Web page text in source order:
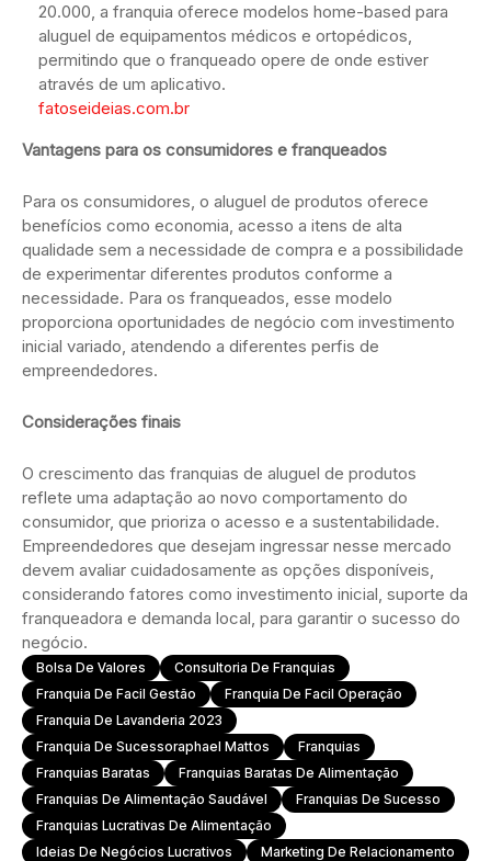
20.000, a franquia oferece modelos home-based para
aluguel de equipamentos médicos e ortopédicos,
permitindo que o franqueado opere de onde estiver
através de um aplicativo.
fatoseideias.com.br
Vantagens para os consumidores e franqueados
Para os consumidores, o aluguel de produtos oferece
benefícios como economia, acesso a itens de alta
qualidade sem a necessidade de compra e a possibilidade
de experimentar diferentes produtos conforme a
necessidade. Para os franqueados, esse modelo
proporciona oportunidades de negócio com investimento
inicial variado, atendendo a diferentes perfis de
empreendedores.
Considerações finais
O crescimento das franquias de aluguel de produtos
reflete uma adaptação ao novo comportamento do
consumidor, que prioriza o acesso e a sustentabilidade.
Empreendedores que desejam ingressar nesse mercado
devem avaliar cuidadosamente as opções disponíveis,
considerando fatores como investimento inicial, suporte da
franqueadora e demanda local, para garantir o sucesso do
negócio.
Bolsa De Valores
Consultoria De Franquias
Franquia De Facil Gestão
Franquia De Facil Operação
Franquia De Lavanderia 2023
Franquia De Sucessoraphael Mattos
Franquias
Franquias Baratas
Franquias Baratas De Alimentação
Franquias De Alimentação Saudável
Franquias De Sucesso
Franquias Lucrativas De Alimentação
Ideias De Negócios Lucrativos
Marketing De Relacionamento